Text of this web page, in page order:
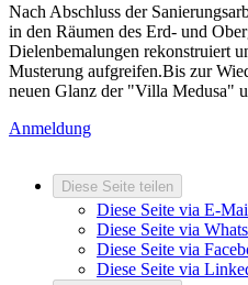
Nach Abschluss der
in den Räumen des Erd- und
Dielenbemalungen rekonstruiert
Musterung aufgreifen.Bis zur
neuen Glanz der "Villa Medusa"
Anmeldung
Diese Seite teilen
Diese Seite via E-
Diese Seite via
Diese Seite via
Diese Seite via